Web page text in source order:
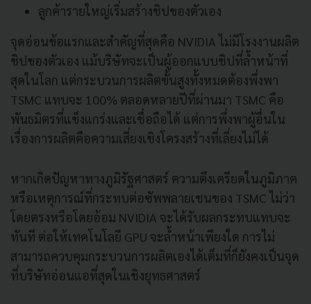
ลูกค้ารายใหญ่เริ่มสร้างชิปของตัวเอง
จุดอ่อนข้อแรกและสำคัญที่สุดคือ NVIDIA ไม่มีโรงงานผลิต
ชิปของตัวเอง แม้บริษัทจะเป็นผู้ออกแบบชิปที่ล้ำหน้าที่
สุดในโลก แต่กระบวนการผลิตขั้นสูงทั้งหมดต้องพึ่งพา
TSMC แทบจะ 100% ตลอดหลายปีที่ผ่านมา TSMC คือ
พันธมิตรที่แข็งแกร่งและเชื่อถือได้ แต่การพึ่งพาผู้อื่นใน
เรื่องการผลิตคือความเสี่ยงเชิงโครงสร้างที่เลี่ยงไม่ได้
หากเกิดปัญหาทางภูมิรัฐศาสตร์ ความตึงเครียดในภูมิภาค
หรือเหตุการณ์ที่กระทบต่อซัพพลายเชนของ TSMC ไม่ว่า
โดยตรงหรือโดยอ้อม NVIDIA จะได้รับผลกระทบแทบจะ
ทันที ต่อให้เทคโนโลยี GPU จะล้ำหน้าเพียงใด การไม่
สามารถควบคุมกระบวนการผลิตเองได้เต็มที่ก็ยังคงเป็นจุด
ที่บริษัทอ่อนแอที่สุดในเชิงยุทธศาสตร์